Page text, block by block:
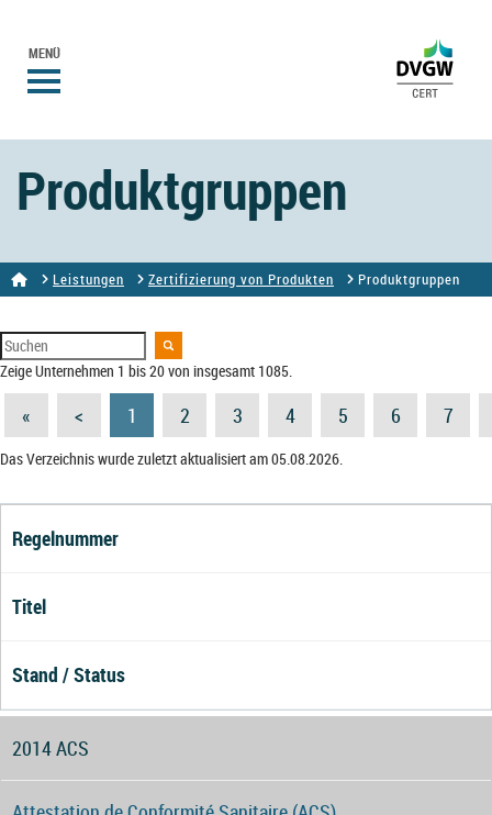
MENÜ
Produktgruppen
Leistungen Zertifizierung von Produkten Produktgruppen
Zeige Unternehmen 1 bis 20 von insgesamt 1085.
« < 1 2 3 4 5 6 7
Das Verzeichnis wurde zuletzt aktualisiert am 05.08.2026.
Regelnummer
Titel
Stand / Status
2014 ACS